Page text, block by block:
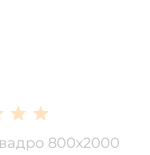
800х2000